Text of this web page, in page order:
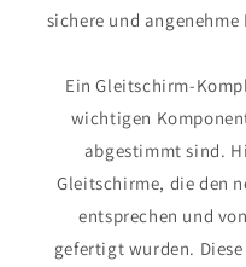
sichere und
Ein Gleitschirm-
wichtigen
abgestimmt sind.
Gleitschirme, die den
entsprechen und
gefertigt wurden.